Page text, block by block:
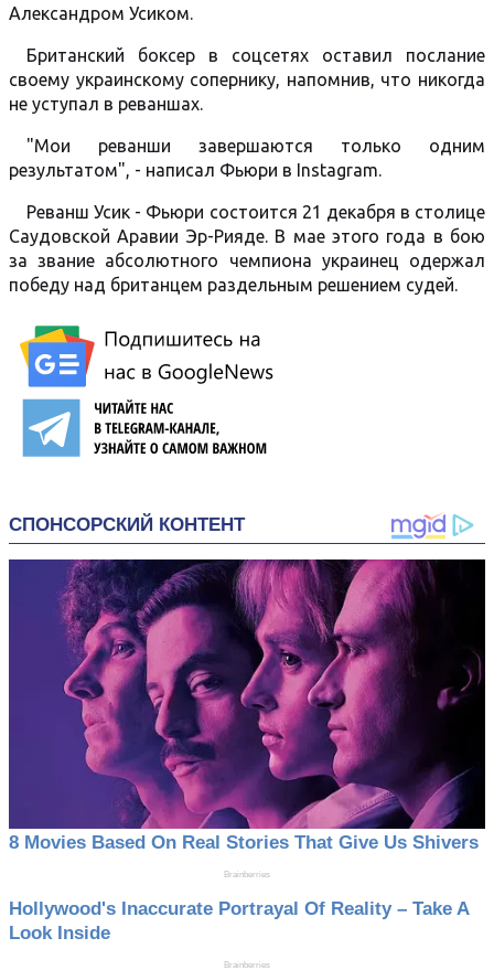
Александром Усиком.
Британский боксер в соцсетях оставил послание
своему украинскому сопернику, напомнив, что никогда
не уступал в реваншах.
"Мои реванши завершаются только одним
результатом", - написал Фьюри в Instagram.
Реванш Усик - Фьюри состоится 21 декабря в столице
Саудовской Аравии Эр-Рияде. В мае этого года в бою
за звание абсолютного чемпиона украинец одержал
победу над британцем раздельным решением судей.